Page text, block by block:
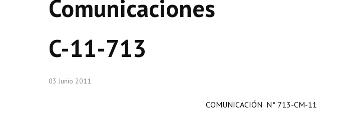
Comunicaciones
C-11-713
03 Junio 2011
COMUNICACIÓN N° 713-CM-11